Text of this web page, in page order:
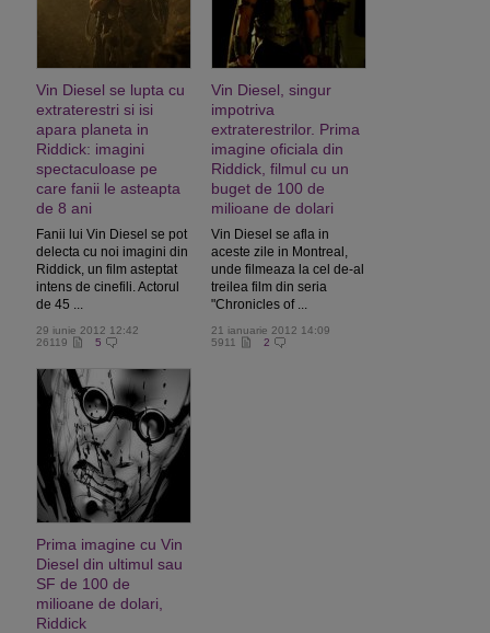
Vin Diesel se lupta cu
extraterestri si isi
apara planeta in
Riddick: imagini
spectaculoase pe
care fanii le asteapta
de 8 ani
Fanii lui Vin Diesel se pot
delecta cu noi imagini din
Riddick, un film asteptat
intens de cinefili. Actorul
de 45 ...
29 iunie 2012 12:42
26119
5
Vin Diesel, singur
impotriva
extraterestrilor. Prima
imagine oficiala din
Riddick, filmul cu un
buget de 100 de
milioane de dolari
Vin Diesel se afla in
aceste zile in Montreal,
unde filmeaza la cel de-al
treilea film din seria
"Chronicles of ...
21 ianuarie 2012 14:09
5911
2
Prima imagine cu Vin
Diesel din ultimul sau
SF de 100 de
milioane de dolari,
Riddick